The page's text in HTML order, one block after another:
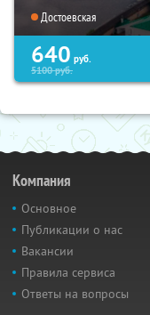
Достоевская
640 руб.
5100руб.
Компания
Основное
Публикации о нас
Вакансии
Правила сервиса
Ответы на вопросы